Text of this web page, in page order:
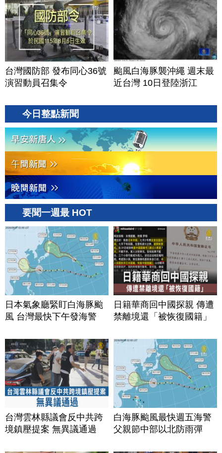
20260806(四)
台灣國防部 發布同心36號
演習動員召集令
颱風白海豚襲沖繩 週末最
近台灣 10日登陸浙江
今日整點新聞
要聞一週最 HOT
日本氣象廳緊盯白海豚颱
風 台灣最快下午發海警
日籍華商回中國探親 傳遭
禁離境還「被恢復國籍」
台灣雲林縣議會反中共跨
境鎮壓提案 無異議通過
白海豚颱風最快週五海警
父親節中部以北防雨彈